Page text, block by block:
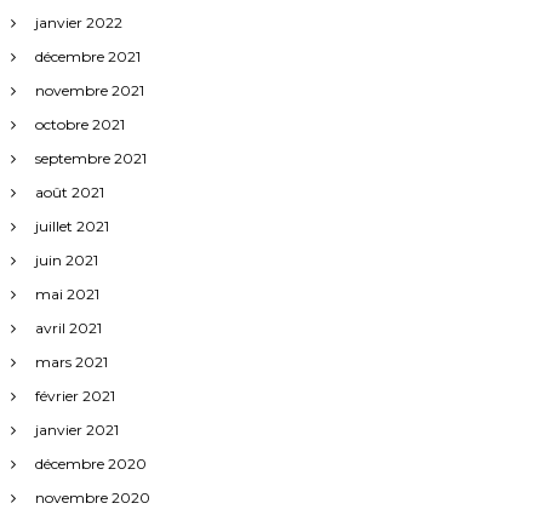
janvier 2022
décembre 2021
novembre 2021
octobre 2021
septembre 2021
août 2021
juillet 2021
juin 2021
mai 2021
avril 2021
mars 2021
février 2021
janvier 2021
décembre 2020
novembre 2020